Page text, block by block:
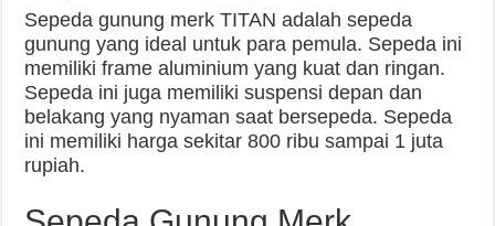
Sepeda gunung merk TITAN adalah sepeda
gunung yang ideal untuk para pemula. Sepeda ini
memiliki frame aluminium yang kuat dan ringan.
Sepeda ini juga memiliki suspensi depan dan
belakang yang nyaman saat bersepeda. Sepeda
ini memiliki harga sekitar 800 ribu sampai 1 juta
rupiah.